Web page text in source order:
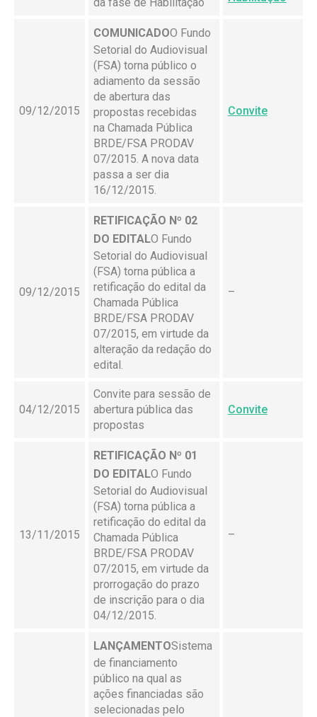
09/12/2015
COMUNICADOO Fundo
Setorial do Audiovisual
(FSA) torna público o
adiamento da sessão
de abertura das
propostas recebidas
na Chamada Pública
BRDE/FSA PRODAV
07/2015. A nova data
passa a ser dia
16/12/2015.
Convite
09/12/2015
RETIFICAÇÃO Nº 02
DO EDITALO Fundo
Setorial do Audiovisual
(FSA) torna pública a
retificação do edital da
Chamada Pública
BRDE/FSA PRODAV
07/2015, em virtude da
alteração da redação do
edital.
–
04/12/2015
Convite para sessão de
abertura pública das
propostas
Convite
13/11/2015
RETIFICAÇÃO Nº 01
DO EDITALO Fundo
Setorial do Audiovisual
(FSA) torna pública a
retificação do edital da
Chamada Pública
BRDE/FSA PRODAV
07/2015, em virtude da
prorrogação do prazo
de inscrição para o dia
04/12/2015.
–
LANÇAMENTOSistema
de financiamento
público na qual as
ações financiadas são
selecionadas pelo